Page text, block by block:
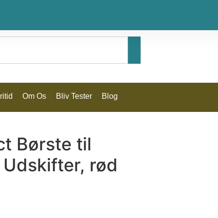
Om Os Bliv Tester Blog
Børste til
rød